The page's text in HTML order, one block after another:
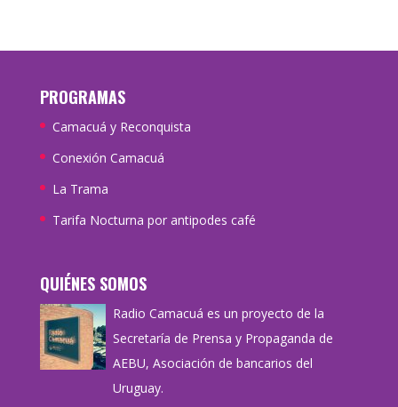
PROGRAMAS
Camacuá y Reconquista
Conexión Camacuá
La Trama
Tarifa Nocturna por antipodes café
QUIÉNES SOMOS
Radio Camacuá es un proyecto de la
Secretaría de Prensa y Propaganda de
AEBU, Asociación de bancarios del
Uruguay.